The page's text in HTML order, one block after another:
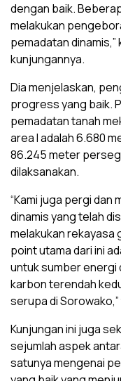
dengan baik.
melakukan
pemadatan
kunjungannya.
Dia menjelaskan,
progress yang baik.
pemadatan tanah
area I adalah 6.680
86.245 meter
dilaksanakan.
“Kami juga pergi dan
dinamis yang telah
melakukan rekayasa
point utama dari ini
untuk sumber energi
karbon terendah
serupa di
Kunjungan ini juga
sejumlah aspek
satunya mengenai